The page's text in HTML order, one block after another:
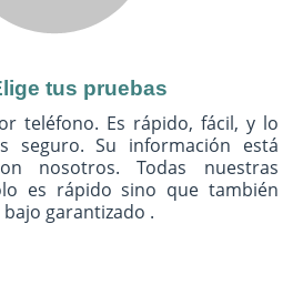
tus pruebas
teléfono. Es rápido, fácil, y lo
seguro. Su información está
nosotros. Todas nuestras
es rápido sino que también
garantizado .